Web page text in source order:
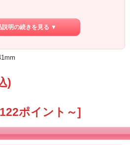
なってしまうのでご注意ください。
明の続きを見る ▼
)
ポイント～]